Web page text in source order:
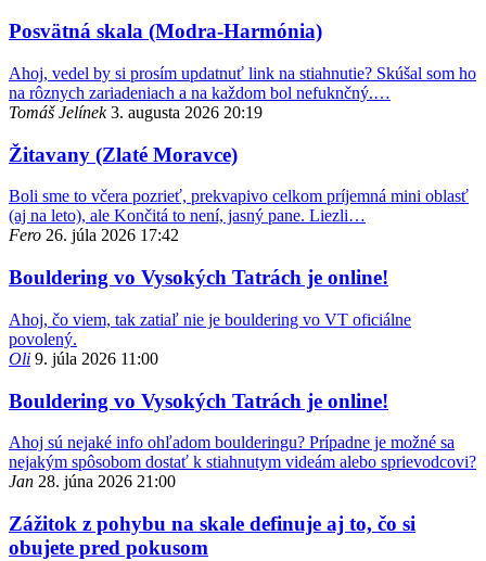
Posvätná skala (Modra-Harmónia)
Ahoj, vedel by si prosím updatnuť link na stiahnutie? Skúšal som ho
na rôznych zariadeniach a na každom bol nefuknčný.…
Tomáš Jelínek 3. augusta 2026 20:19
Žitavany (Zlaté Moravce)
Boli sme to včera pozrieť, prekvapivo celkom príjemná mini oblasť
(aj na leto), ale Končitá to není, jasný pane. Liezli…
Fero 26. júla 2026 17:42
Bouldering vo Vysokých Tatrách je online!
Ahoj, čo viem, tak zatiaľ nie je bouldering vo VT oficiálne
povolený.
Oli 9. júla 2026 11:00
Bouldering vo Vysokých Tatrách je online!
Ahoj sú nejaké info ohľadom boulderingu? Prípadne je možné sa
nejakým spôsobom dostať k stiahnutym videám alebo sprievodcovi?
Jan 28. júna 2026 21:00
Zážitok z pohybu na skale definuje aj to, čo si
obujete pred pokusom